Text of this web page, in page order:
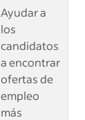
Ayudar a
los
candidatos
a encontrar
ofertas de
empleo
más